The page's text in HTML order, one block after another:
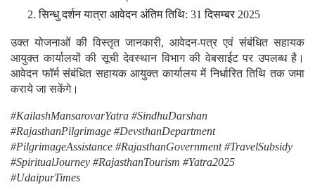
उक्त योजनाओं की विस्तृत जानकारी, आवेदन-पत्र एवं संबंधित सहायक
आयुक्त कार्यालयों की सूची देवस्थान विभाग की वेबसाईट पर उपलब्ध है।
आवेदन फॉर्म संबंधित सहायक आयुक्त कार्यालय में निर्धारित तिथि तक जमा
कराये जा सकेंगे।
#KailashMansarovarYatra #SindhuDarshan
#RajasthanPilgrimage #DevsthanDepartment
#PilgrimageAssistance #RajasthanGovernment #TravelSubsidy
#SpiritualJourney #RajasthanTourism #Yatra2025
#UdaipurTimes
FAQ Section: